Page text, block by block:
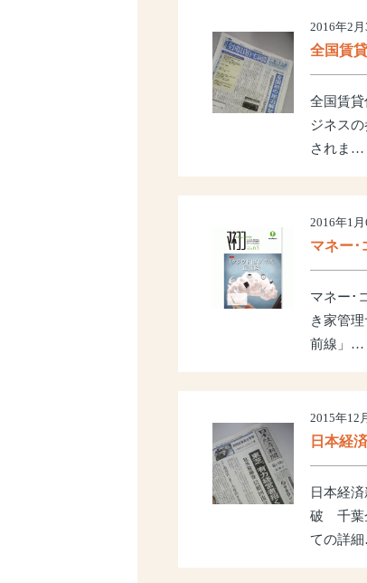
2016年2月
全国賃
全国賃
ジネス
されま…
2016年1月
マネー･
マネー･
き家管
前線」…
2015年12
日本経
日本経
破 千葉
ての詳